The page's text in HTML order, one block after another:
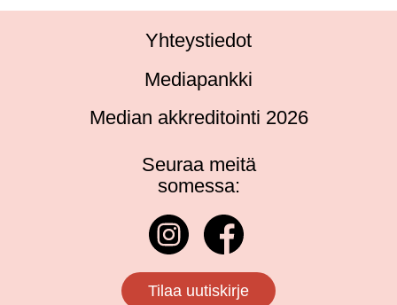
Yhteystiedot
Mediapankki
Median akkreditointi 2026
Seuraa meitä
somessa:
Tilaa uutiskirje